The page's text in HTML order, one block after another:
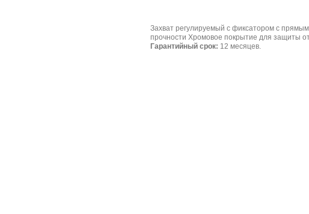
Захват регулируемый с фиксатором с
прочности Хромовое покрытие для защиты
Гарантийный срок: 12 месяцев.